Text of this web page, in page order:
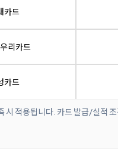
카드
리카드
카드
시 적용됩니다. 카드 발급/실적